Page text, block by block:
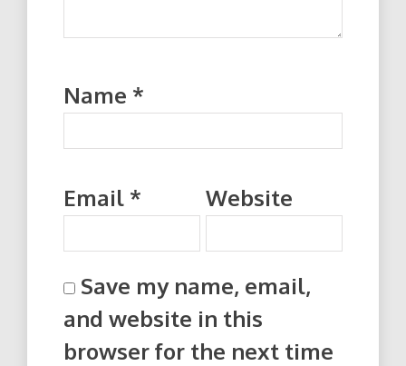
Name *
Email * Website
Save my name, email,
and website in this
browser for the next time